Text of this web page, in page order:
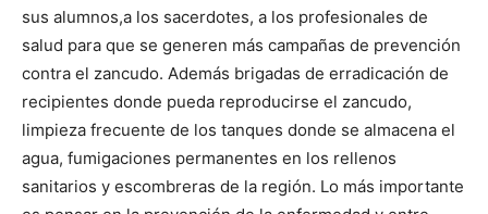
sus alumnos,a los sacerdotes, a los profesionales de
salud para que se generen más campañas de prevención
contra el zancudo. Además brigadas de erradicación de
recipientes donde pueda reproducirse el zancudo,
limpieza frecuente de los tanques donde se almacena el
agua, fumigaciones permanentes en los rellenos
sanitarios y escombreras de la región. Lo más importante